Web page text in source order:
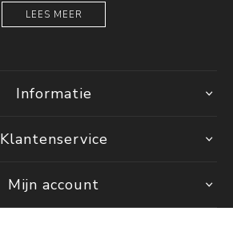
LEES MEER
Informatie
Klantenservice
Mijn account